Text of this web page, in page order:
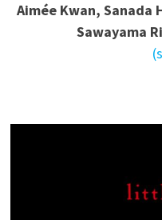
Aimée Kwan, Sanada
Sawayama